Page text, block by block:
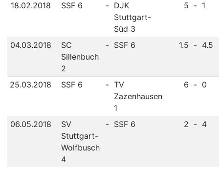
18.02.2018 SSF 6 - DJK
Stuttgart-
Süd 3
5 - 1
04.03.2018
SC
Sillenbuch
2
- SSF 6 1.5 - 4.5
25.03.2018 SSF 6 - TV
Zazenhausen
1
6 - 0
06.05.2018
SV
Stuttgart-
Wolfbusch
4
- SSF 6 2 - 4